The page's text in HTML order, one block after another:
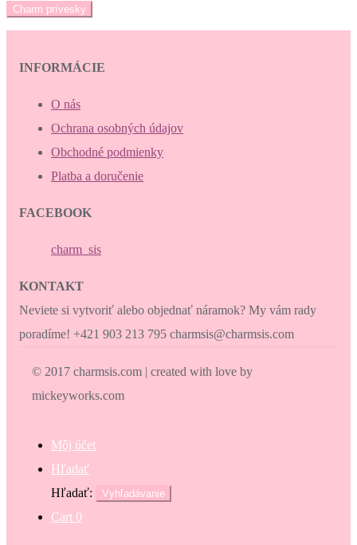
Charm prívesky
INFORMÁCIE
O nás
Ochrana osobných údajov
Obchodné podmienky
Platba a doručenie
FACEBOOK
charm_sis
KONTAKT
Neviete si vytvoriť alebo objednať náramok? My vám rady
poradíme! +421 903 213 795 charmsis@charmsis.com
© 2017 charmsis.com | created with love by
mickeyworks.com
Môj účet
Hľadať
Hľadať:
Vyhľadávanie
Cart 0